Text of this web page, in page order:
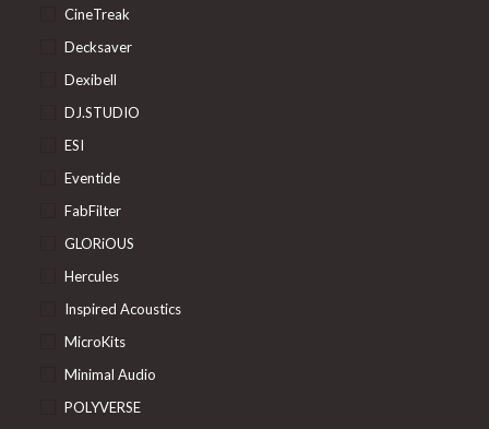
CineTreak
Decksaver
Dexibell
DJ.STUDIO
ESI
Eventide
FabFilter
GLORiOUS
Hercules
Inspired Acoustics
MicroKits
Minimal Audio
POLYVERSE